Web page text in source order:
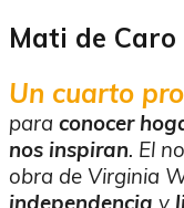
Mati de Caro
Un cuarto
para conocer
nos inspiran. El
obra de Virginia
independencia y